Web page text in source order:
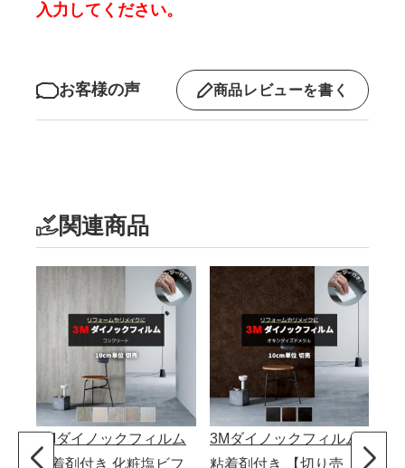
入力してください。
お客様の声 商品レビューを書く
関連商品
3Mダイノックフィルム
粘着剤付き 化粧塩ビフ
3Mダイノックフィルム
粘着剤付き 【切り売